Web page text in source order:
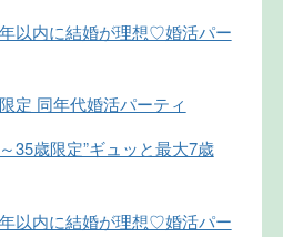
以内に結婚が理想♡婚活パー
定 同年代婚活パーティ
35歳限定”ギュッと最大7歳
以内に結婚が理想♡婚活パー